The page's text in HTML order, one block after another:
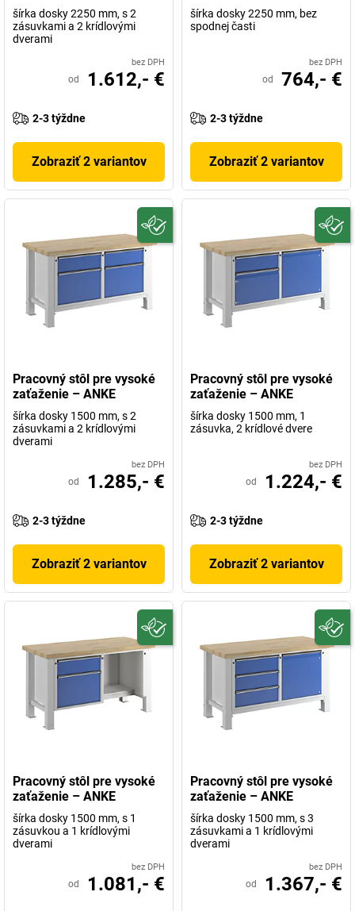
šírka dosky 2250 mm, s 2
zásuvkami a 2 krídlovými
dverami
bez DPH
od 1.612,- €
2-3 týždne
Zobraziť 2 variantov
šírka dosky 2250 mm, bez
spodnej časti
bez DPH
od 764,- €
2-3 týždne
Zobraziť 2 variantov
Pracovný stôl pre vysoké
zaťaženie – ANKE
šírka dosky 1500 mm, s 2
zásuvkami a 2 krídlovými
dverami
bez DPH
od 1.285,- €
2-3 týždne
Zobraziť 2 variantov
Pracovný stôl pre vysoké
zaťaženie – ANKE
šírka dosky 1500 mm, 1
zásuvka, 2 krídlové dvere
bez DPH
od 1.224,- €
2-3 týždne
Zobraziť 2 variantov
Pracovný stôl pre vysoké
zaťaženie – ANKE
šírka dosky 1500 mm, s 1
zásuvkou a 1 krídlovými
dverami
bez DPH
od 1.081,- €
Pracovný stôl pre vysoké
zaťaženie – ANKE
šírka dosky 1500 mm, s 3
zásuvkami a 1 krídlovými
dverami
bez DPH
od 1.367,- €